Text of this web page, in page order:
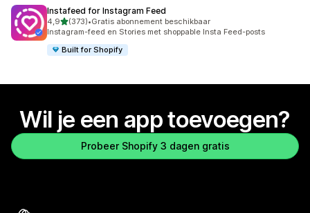
Instafeed for Instagram Feed
4,9van 5 sterren
(373)
373 recensies in totaal
•Gratis abonnement beschikbaar
Instagram-feed en Stories met shoppable Insta Feed-posts
Built for Shopify
Wil je een app toevoegen?
Probeer Shopify 3 dagen gratis